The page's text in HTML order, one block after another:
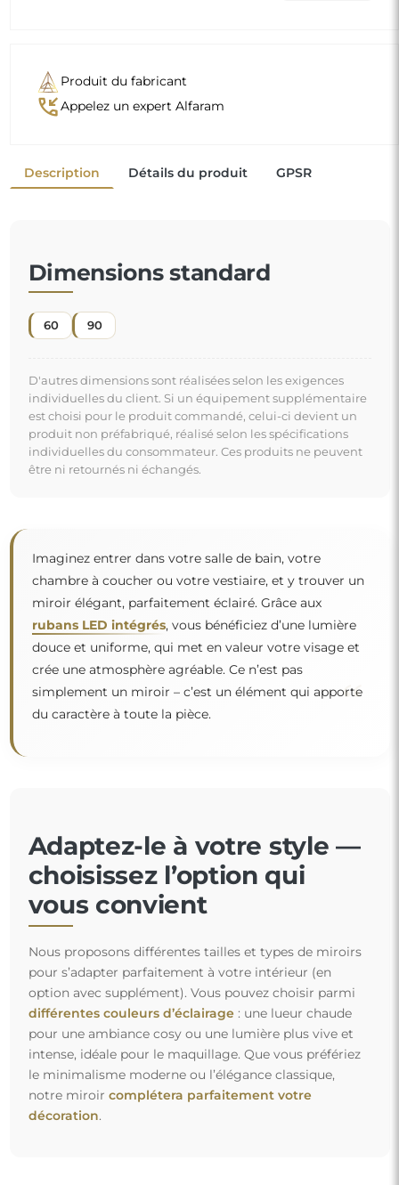
Produit du fabricant
phone_callbackAppelez un expert Alfaram
Description Détails du produit GPSR
Dimensions standard
60 90
D'autres dimensions sont réalisées selon les exigences
individuelles du client. Si un équipement supplémentaire
est choisi pour le produit commandé, celui-ci devient un
produit non préfabriqué, réalisé selon les spécifications
individuelles du consommateur. Ces produits ne peuvent
être ni retournés ni échangés.
Imaginez entrer dans votre salle de bain, votre
chambre à coucher ou votre vestiaire, et y trouver un
miroir élégant, parfaitement éclairé. Grâce aux
rubans LED intégrés, vous bénéficiez d’une lumière
douce et uniforme, qui met en valeur votre visage et
crée une atmosphère agréable. Ce n’est pas
simplement un miroir – c’est un élément qui apporte
du caractère à toute la pièce.
“
Adaptez-le à votre style —
choisissez l’option qui
vous convient
Nous proposons différentes tailles et types de miroirs
pour s’adapter parfaitement à votre intérieur (en
option avec supplément). Vous pouvez choisir parmi
différentes couleurs d’éclairage: une lueur chaude
pour une ambiance cosy ou une lumière plus vive et
intense, idéale pour le maquillage. Que vous préfériez
le minimalisme moderne ou l’élégance classique,
notre miroir complétera parfaitement votre
décoration.